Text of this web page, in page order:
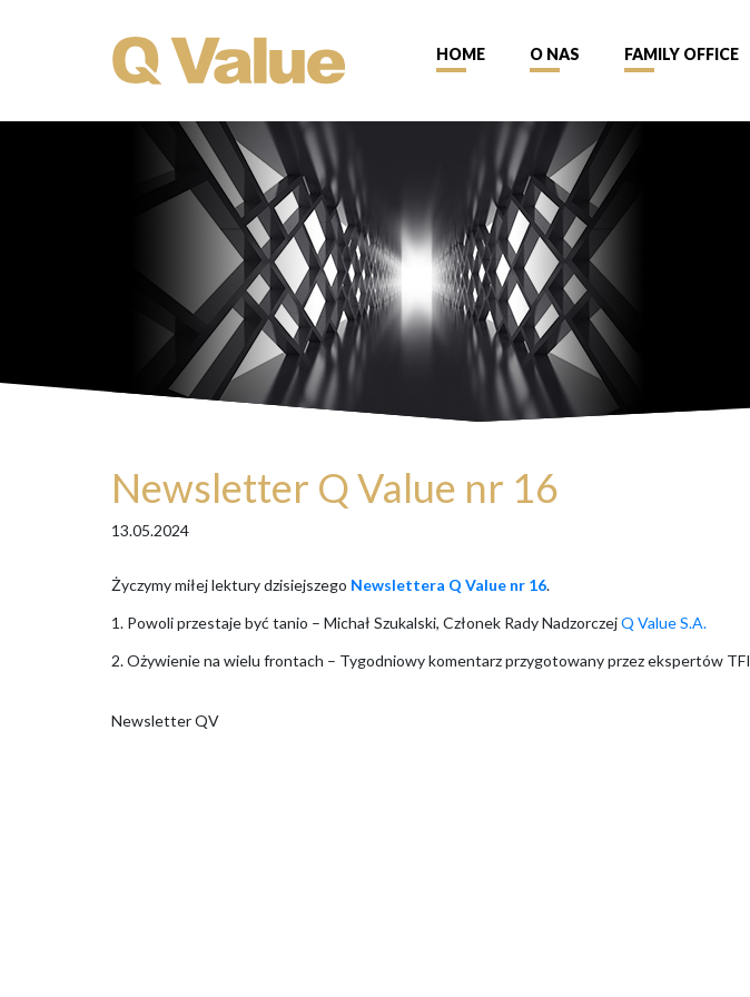
HOME O NAS FAMILY OFFICE
Newsletter Q Value nr 16
13.05.2024
Życzymy miłej lektury dzisiejszego Newslettera Q Value nr 16.
1. Powoli przestaje być tanio – Michał Szukalski, Członek Rady NadzorczejQ Value S.A.
2. Ożywienie na wielu frontach – Tygodniowy komentarz przygotowany przez ekspertów TFI
Newsletter QV